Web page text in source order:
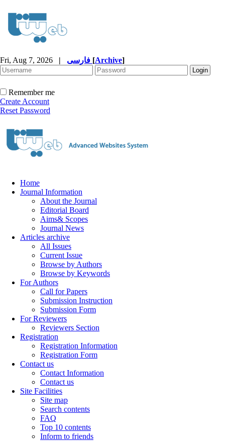
Fri, Aug 7, 2026 | [Archive]
Remember me
Create Account
Reset Password
Home
Journal Information
About the Journal
Editorial Board
Aims& Scopes
Journal News
Articles archive
All Issues
Current Issue
Browse by Authors
Browse by Keywords
For Authors
Call for Papers
Submission Instruction
Submission Form
For Reviewers
Reviewers Section
Registration
Registration Information
Registration Form
Contact us
Contact Information
Contact us
Site Facilities
Site map
Search contents
FAQ
Top 10 contents
Inform to friends